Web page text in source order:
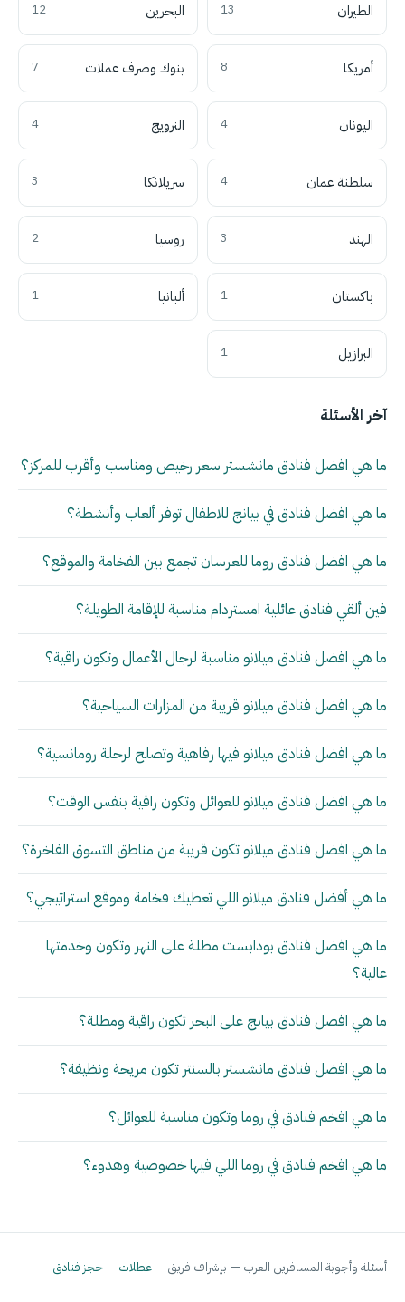
الطيران 13 البحرين 12
أمريكا 8 بنوك وصرف عملات 7
اليونان 4 النرويج 4
سلطنة عمان 4 سريلانكا 3
الهند 3 روسيا 2
باكستان 1 ألبانيا 1
البرازيل 1
آخر الأسئلة
ما هي افضل فنادق مانشستر سعر رخيص ومناسب وأقرب للمركز؟
ما هي افضل فنادق في بيانج للاطفال توفر ألعاب وأنشطة؟
ما هي افضل فنادق روما للعرسان تجمع بين الفخامة والموقع؟
فين ألقي فنادق عائلية امستردام مناسبة للإقامة الطويلة؟
ما هي افضل فنادق ميلانو مناسبة لرجال الأعمال وتكون راقية؟
ما هي افضل فنادق ميلانو قريبة من المزارات السياحية؟
ما هي افضل فنادق ميلانو فيها رفاهية وتصلح لرحلة رومانسية؟
ما هي افضل فنادق ميلانو للعوائل وتكون راقية بنفس الوقت؟
ما هي افضل فنادق ميلانو تكون قريبة من مناطق التسوق الفاخرة؟
ما هي أفضل فنادق ميلانو اللي تعطيك فخامة وموقع استراتيجي؟
ما هي افضل فنادق بودابست مطلة على النهر وتكون وخدمتها
عالية؟
ما هي افضل فنادق بيانج على البحر تكون راقية ومطلة؟
ما هي افضل فنادق مانشستر بالسنتر تكون مريحة ونظيفة؟
ما هي افخم فنادق في روما وتكون مناسبة للعوائل؟
ما هي افخم فنادق في روما اللي فيها خصوصية وهدوء؟
أسئلة وأجوبة المسافرين العرب — بإشراف فريق عطلات حجز فنادق